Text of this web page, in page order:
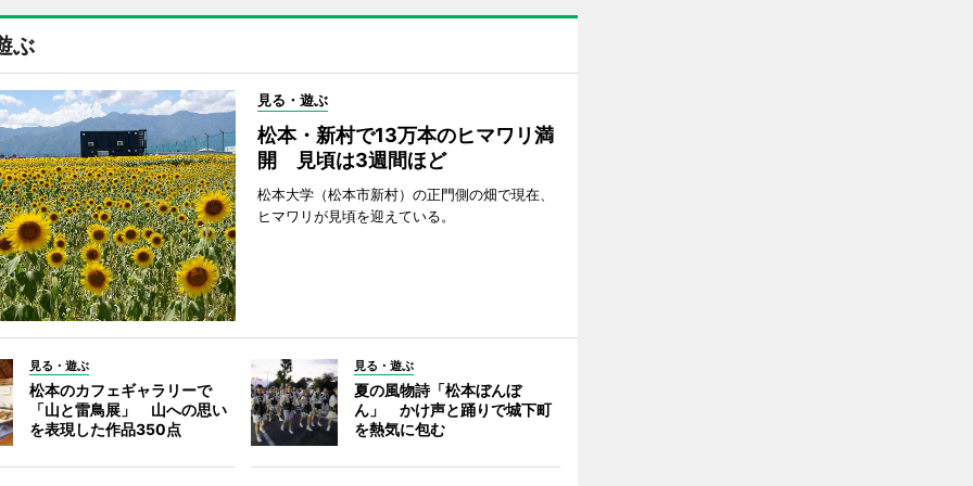
ぶ
見る・遊ぶ
松本・新村で13万本のヒマワリ満
開 見頃は3週間ほど
松本大学（松本市新村）の正門側の畑で現在、
ヒマワリが見頃を迎えている。
見る・遊ぶ
松本のカフェギャラリーで
「山と雷鳥展」 山への思い
を表現した作品350点
見る・遊ぶ
夏の風物詩「松本ぼんぼ
ん」 かけ声と踊りで城下町
を熱気に包む